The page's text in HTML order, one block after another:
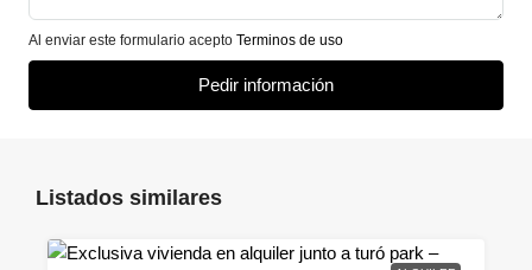
Al enviar este formulario acepto Terminos de uso
Pedir información
Listados similares